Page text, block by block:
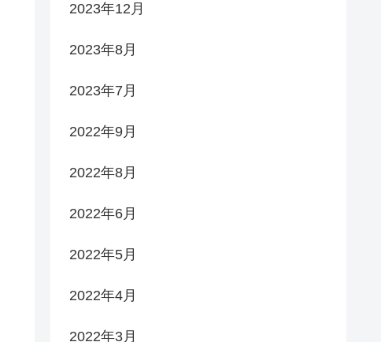
2023年12月
2023年8月
2023年7月
2022年9月
2022年8月
2022年6月
2022年5月
2022年4月
2022年3月